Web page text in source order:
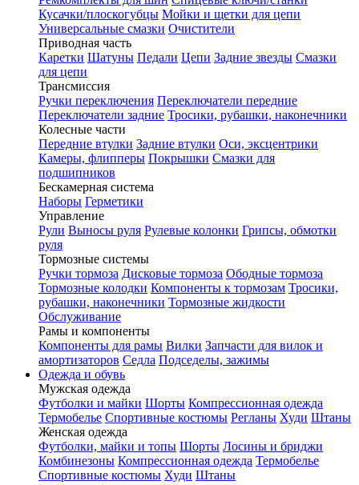
Кусачки/плоскогубцы Мойки и щетки для цепи
Универсальные смазки Очистители
Приводная часть
Каретки Шатуны Педали Цепи Задние звезды Смазки
для цепи
Трансмиссия
Ручки переключения Переключатели передние
Переключатели задние Тросики, рубашки, наконечники
Колесные части
Передние втулки Задние втулки Оси, эксцентрики
Камеры, флипперы Покрышки Смазки для
подшипников
Бескамерная система
Наборы Герметики
Управление
Рули Выносы руля Рулевые колонки Грипсы, обмотки
руля
Тормозные системы
Ручки тормоза Дисковые тормоза Ободные тормоза
Тормозные колодки Компоненты к тормозам Тросики,
рубашки, наконечники Тормозные жидкости
Обслуживание
Рамы и компоненты
Компоненты для рамы Вилки Запчасти для вилок и
амортизаторов Седла Подседелы, зажимы
Одежда и обувь
Мужская одежда
Футболки и майки Шорты Компрессионная одежда
Термобелье Спортивные костюмы Регланы Худи Штаны
Женская одежда
Футболки, майки и топы Шорты Лосины и бриджи
Комбинезоны Компрессионная одежда Термобелье
Спортивные костюмы Худи Штаны